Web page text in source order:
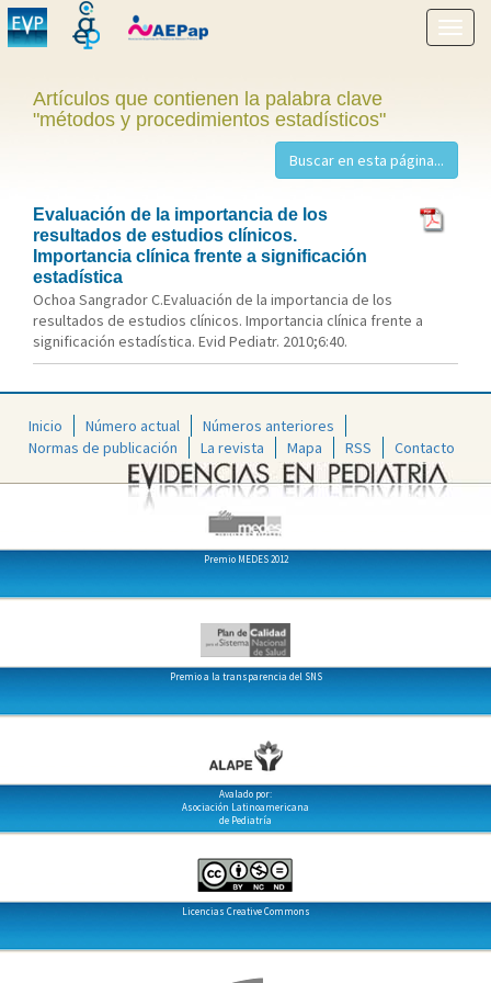
menú
Artículos que contienen la palabra clave
"métodos y procedimientos estadísticos"
Evaluación de la importancia de los
resultados de estudios clínicos.
Importancia clínica frente a significación
estadística
Ochoa Sangrador C.Evaluación de la importancia de los
resultados de estudios clínicos. Importancia clínica frente a
significación estadística. Evid Pediatr. 2010;6:40.
Inicio Número actual
Números anteriores
Normas de publicación
La revista Mapa RSS Contacto
Premio MEDES 2012
Premio a la transparencia del SNS
Avalado por:
Asociación Latinoamericana
de Pediatría
Licencias Creative Commons